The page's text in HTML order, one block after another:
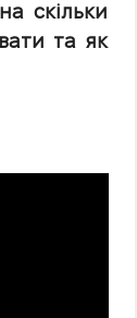
скільки
та як